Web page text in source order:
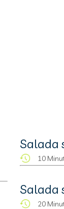
Salada
10
Salada
20